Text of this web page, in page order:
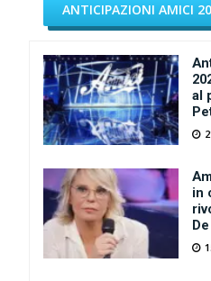
ANTICIPAZIONI AMICI
al
in